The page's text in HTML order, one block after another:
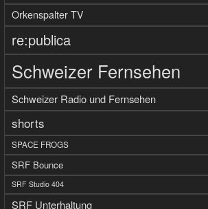
Orkenspalter TV
re:publica
Schweizer Fernsehen
Schweizer Radio und Fernsehen
shorts
SPACE FROGS
SRF Bounce
SRF Studio 404
SRF Unterhaltung